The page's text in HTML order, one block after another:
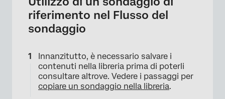
riferimento nel Flusso del
sondaggio
Innanzitutto, è necessario salvare i
contenuti nella libreria prima di poterli
consultare altrove. Vedere i passaggi per
copiare un sondaggio nella libreria.